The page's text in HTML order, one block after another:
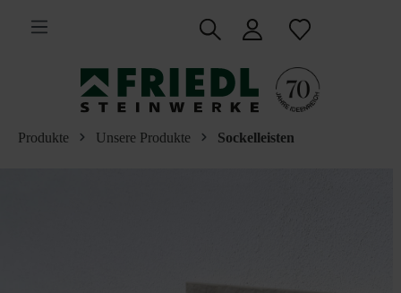
springen
Produkte Unsere Produkte Sockelleisten